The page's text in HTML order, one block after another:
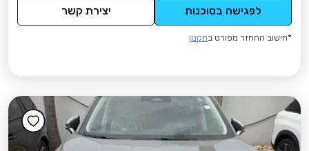
לפגישה בסוכנות יצירת קשר
*חישוב ההחזר מפורט בתקנון